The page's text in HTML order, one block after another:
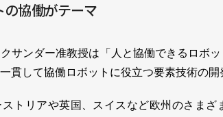
の協働がテーマ
サンダー准教授は「人と協働できるロボ
貫して協働ロボットに役立つ要素技術の開
トリアや英国、スイスなど欧州のさまざ